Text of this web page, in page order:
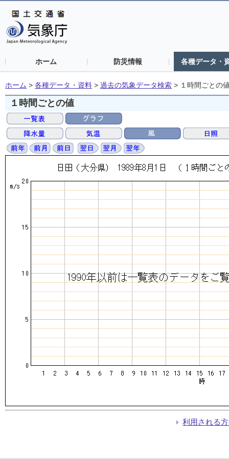
ホーム 防災情報 各種データ・
ホーム > 各種データ・資料 > 過去の気象データ検索 > １時間ごとの
１時間ごとの値
利用される